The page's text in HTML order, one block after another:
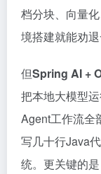
档分块、向量
境搭建就能劝退
但Spring AI +
把本地大模型
Agent工作流全
写几十行Java
统。更关键的